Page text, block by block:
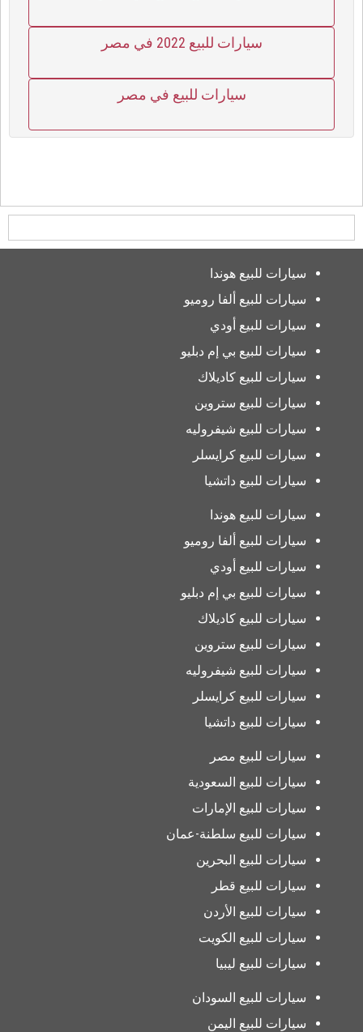
سيارات للبيع 2022 في مصر
سيارات للبيع في مصر
سيارات للبيع هوندا
سيارات للبيع ألفا روميو
سيارات للبيع أودي
سيارات للبيع بي إم دبليو
سيارات للبيع كاديلاك
سيارات للبيع ستروين
سيارات للبيع شيفروليه
سيارات للبيع كرايسلر
سيارات للبيع داتشيا
سيارات للبيع هوندا
سيارات للبيع ألفا روميو
سيارات للبيع أودي
سيارات للبيع بي إم دبليو
سيارات للبيع كاديلاك
سيارات للبيع ستروين
سيارات للبيع شيفروليه
سيارات للبيع كرايسلر
سيارات للبيع داتشيا
سيارات للبيع مصر
سيارات للبيع السعودية
سيارات للبيع الإمارات
سيارات للبيع سلطنة-عمان
سيارات للبيع البحرين
سيارات للبيع قطر
سيارات للبيع الأردن
سيارات للبيع الكويت
سيارات للبيع ليبيا
سيارات للبيع السودان
سيارات للبيع اليمن